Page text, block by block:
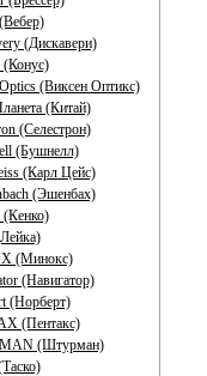
(Дискавери)
(Виксен Оптикс)
(Китай)
(Селестрон)
(Бушнелл)
(Карл Цейс)
(Эшенбах)
(Минокс)
(Навигатор)
(Норберт)
(Пентакс)
(Штурман)